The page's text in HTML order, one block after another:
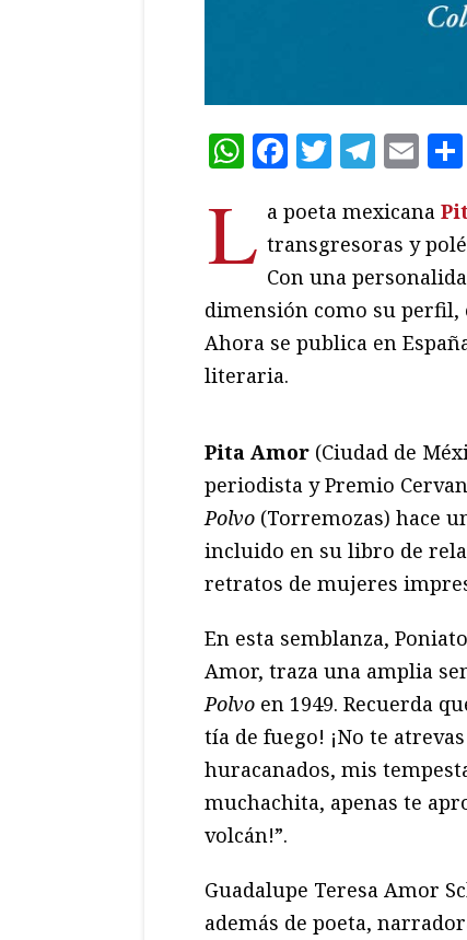
WhatsApp
Facebook
Twitter
L a poeta mexicana
transgresoras y
Con una
dimensión como su perfil,
Ahora se publica en
literaria.
Pita Amor (Ciudad de
periodista y Premio
Polvo (Torremozas) hace
incluido en su libro de
retratos de mujeres
En esta semblanza,
Amor, traza una amplia
Polvo en 1949. Recuerda
tía de fuego! ¡No te
huracanados, mis
muchachita, apenas te
volcán!”.
Guadalupe Teresa Amor
además de poeta,